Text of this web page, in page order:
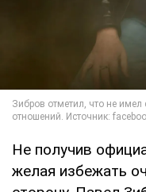
Не получив
желая избежать